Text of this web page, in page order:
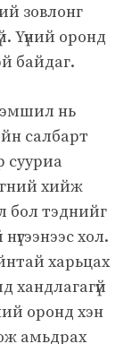
зовлонг
Үүний оронд
байдаг.
нь
салбарт
сууриа
хийж
бол тэднийг
хол.
харьцах
хандлагагүй
оронд хэн
амьдрах